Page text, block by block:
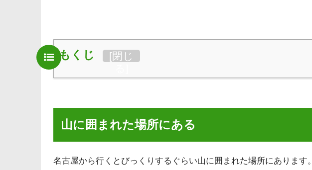
もくじ [閉じ
山に囲まれた場所にある
名古屋から行くとびっくりするぐらい山に囲まれた場所にあります。